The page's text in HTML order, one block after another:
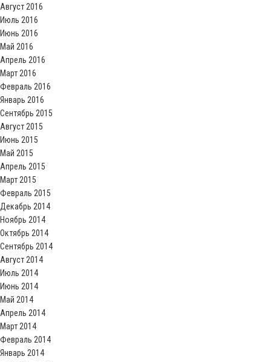
Август 2016
Июль 2016
Июнь 2016
Май 2016
Апрель 2016
Март 2016
Февраль 2016
Январь 2016
Сентябрь 2015
Август 2015
Июнь 2015
Май 2015
Апрель 2015
Март 2015
Февраль 2015
Декабрь 2014
Ноябрь 2014
Октябрь 2014
Сентябрь 2014
Август 2014
Июль 2014
Июнь 2014
Май 2014
Апрель 2014
Март 2014
Февраль 2014
Январь 2014